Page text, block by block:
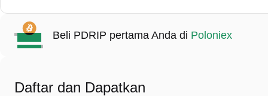
Beli PDRIP pertama Anda di Poloniex
Daftar dan Dapatkan